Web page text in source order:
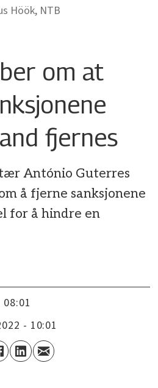
Höök, NTB
om at
fjernes
António Guterres
å fjerne sanksjonene
for å hindre en
08:01
- 10:01